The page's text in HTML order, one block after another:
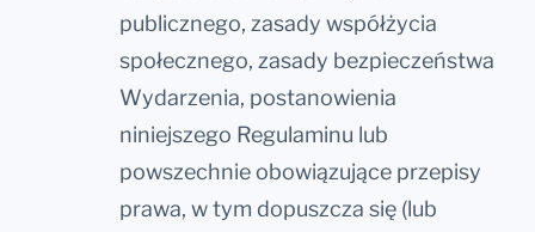
publicznego, zasady współżycia
społecznego, zasady bezpieczeństwa
Wydarzenia, postanowienia
niniejszego Regulaminu lub
powszechnie obowiązujące przepisy
prawa, w tym dopuszcza się (lub